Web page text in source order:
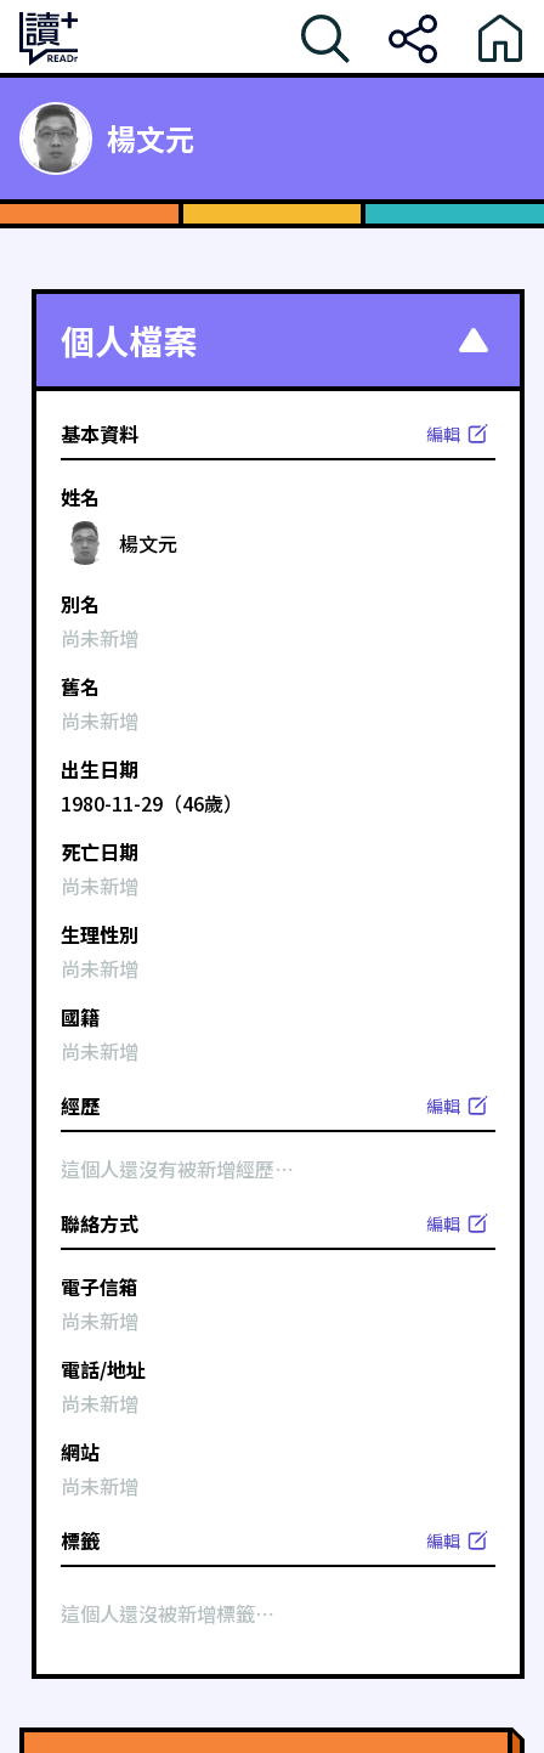
楊文元
個人檔案
基本資料 編輯
姓名
楊文元
別名
尚未新增
舊名
尚未新增
出生日期
1980-11-29（46歲）
死亡日期
尚未新增
生理性別
尚未新增
國籍
尚未新增
經歷
編輯
這個人還沒有被新增經歷⋯
聯絡方式
編輯
電子信箱
尚未新增
電話/地址
尚未新增
網站
尚未新增
標籤
編輯
這個人還沒被新增標籤⋯